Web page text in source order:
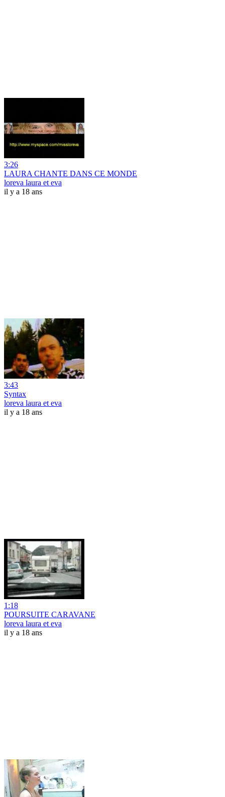
3:26
LAURA CHANTE DANS CE MONDE
loreva laura et eva
il y a 18 ans
3:43
Syntax
loreva laura et eva
il y a 18 ans
1:18
POURSUITE CARAVANE
loreva laura et eva
il y a 18 ans